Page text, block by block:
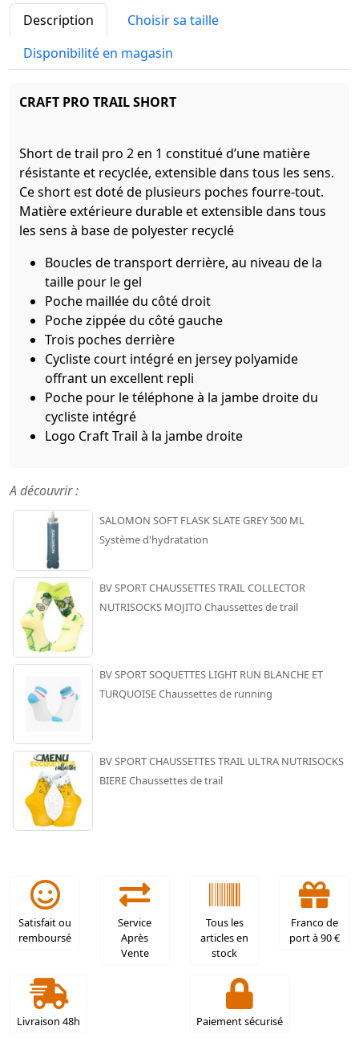
Description
Choisir sa taille
Disponibilité en magasin
CRAFT PRO TRAIL SHORT
Short de trail pro 2 en 1 constitué d’une matière
résistante et recyclée, extensible dans tous les sens.
Ce short est doté de plusieurs poches fourre-tout.
Matière extérieure durable et extensible dans tous
les sens à base de polyester recyclé
Boucles de transport derrière, au niveau de la
taille pour le gel
Poche maillée du côté droit
Poche zippée du côté gauche
Trois poches derrière
Cycliste court intégré en jersey polyamide
offrant un excellent repli
Poche pour le téléphone à la jambe droite du
cycliste intégré
Logo Craft Trail à la jambe droite
A découvrir :
SALOMON SOFT FLASK SLATE GREY 500 ML
Système d'hydratation
BV SPORT CHAUSSETTES TRAIL COLLECTOR
NUTRISOCKS MOJITO Chaussettes de trail
BV SPORT SOQUETTES LIGHT RUN BLANCHE ET
TURQUOISE Chaussettes de running
BV SPORT CHAUSSETTES TRAIL ULTRA NUTRISOCKS
BIERE Chaussettes de trail
Satisfait ou
remboursé
Service
Après
Vente
Tous les
articles en
stock
Franco de
port à 90 €
Livraison 48h Paiement sécurisé